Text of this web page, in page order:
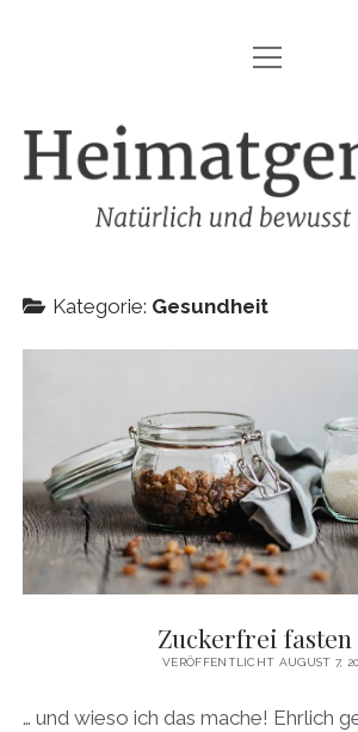
HEIMATGEMÜSE
DAS KOCHBUCH
FOODFOTOGRAFIE
IMPRESSUM
DATENSCHUTZ
facebook
pinterestinstagram
Menü
öffnen
Heimatgemüse
Kategorie: Gesundheit
Zuckerfrei
VERÖFFENTLICHT AUGUST 7,
… und wieso ich das mache! Ehrlich